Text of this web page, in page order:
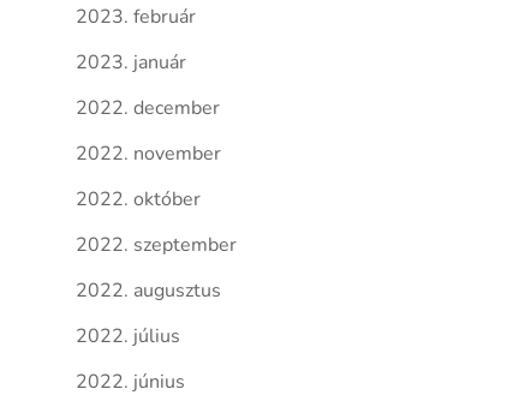
2023. február
2023. január
2022. december
2022. november
2022. október
2022. szeptember
2022. augusztus
2022. július
2022. június